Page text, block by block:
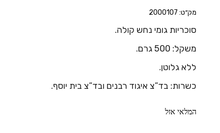
מק״ט: 2000107
סוכריות גומי נחש קולה.
משקל: 500 גרם.
ללא גלוטן.
כשרות: בד”צ איגוד רבנים ובד”צ בית יוסף.
המלאי אזל